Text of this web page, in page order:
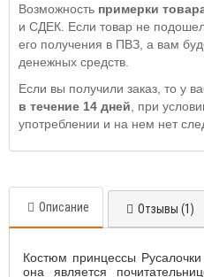
Возможность примерки
и СДЕК. Если товар не
его получения в ПВЗ, а вам
денежных средств.
Если вы получили заказ, то у
в течение 14 дней , при
употреблении и на нем нет
Описание Отзывы (1)
Костюм принцессы
она является